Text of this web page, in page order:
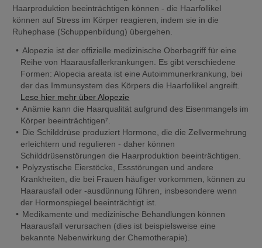
Haarproduktion beeinträchtigen können - die Haarfollikel
können auf Stress im Körper reagieren, indem sie in die
Ruhephase (Schuppenbildung) übergehen.
Alopezie ist der offizielle medizinische Oberbegriff für eine
Reihe von Haarausfallerkrankungen. Es gibt verschiedene
Formen: Alopecia areata ist eine Autoimmunerkrankung, bei
Lese hier mehr über Alopezie
Anämie kann die Haarqualität aufgrund des Eisenmangels im
Körper beeinträchtigen⁷.
Die Schilddrüse produziert Hormone, die die Zellvermehrung
erleichtern und regulieren - daher können
Schilddrüsenstörungen die Haarproduktion beeinträchtigen.
Polyzystische Eierstöcke, Essstörungen und andere
Krankheiten, die bei Frauen häufiger vorkommen, können zu
Haarausfall oder -ausdünnung führen, insbesondere wenn
der Hormonspiegel beeinträchtigt ist.
Medikamente und medizinische Behandlungen können
Haarausfall verursachen (dies ist beispielsweise eine
bekannte Nebenwirkung der Chemotherapie).